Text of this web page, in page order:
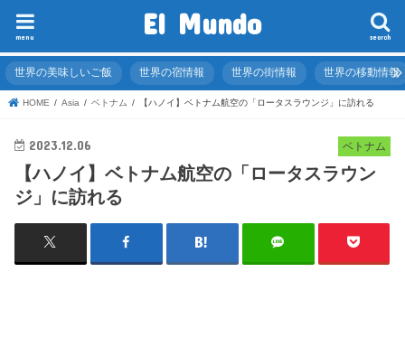
El Mundo search
menu
世界の美味しいご飯 世界の宿情報 世界の街情報 世界の移動情報
HOME Asia ベトナム 【ハノイ】ベトナム航空の「ロータスラウンジ」に訪れる
ベトナム
2023.12.06
【ハノイ】ベトナム航空の「ロータスラウン
ジ」に訪れる